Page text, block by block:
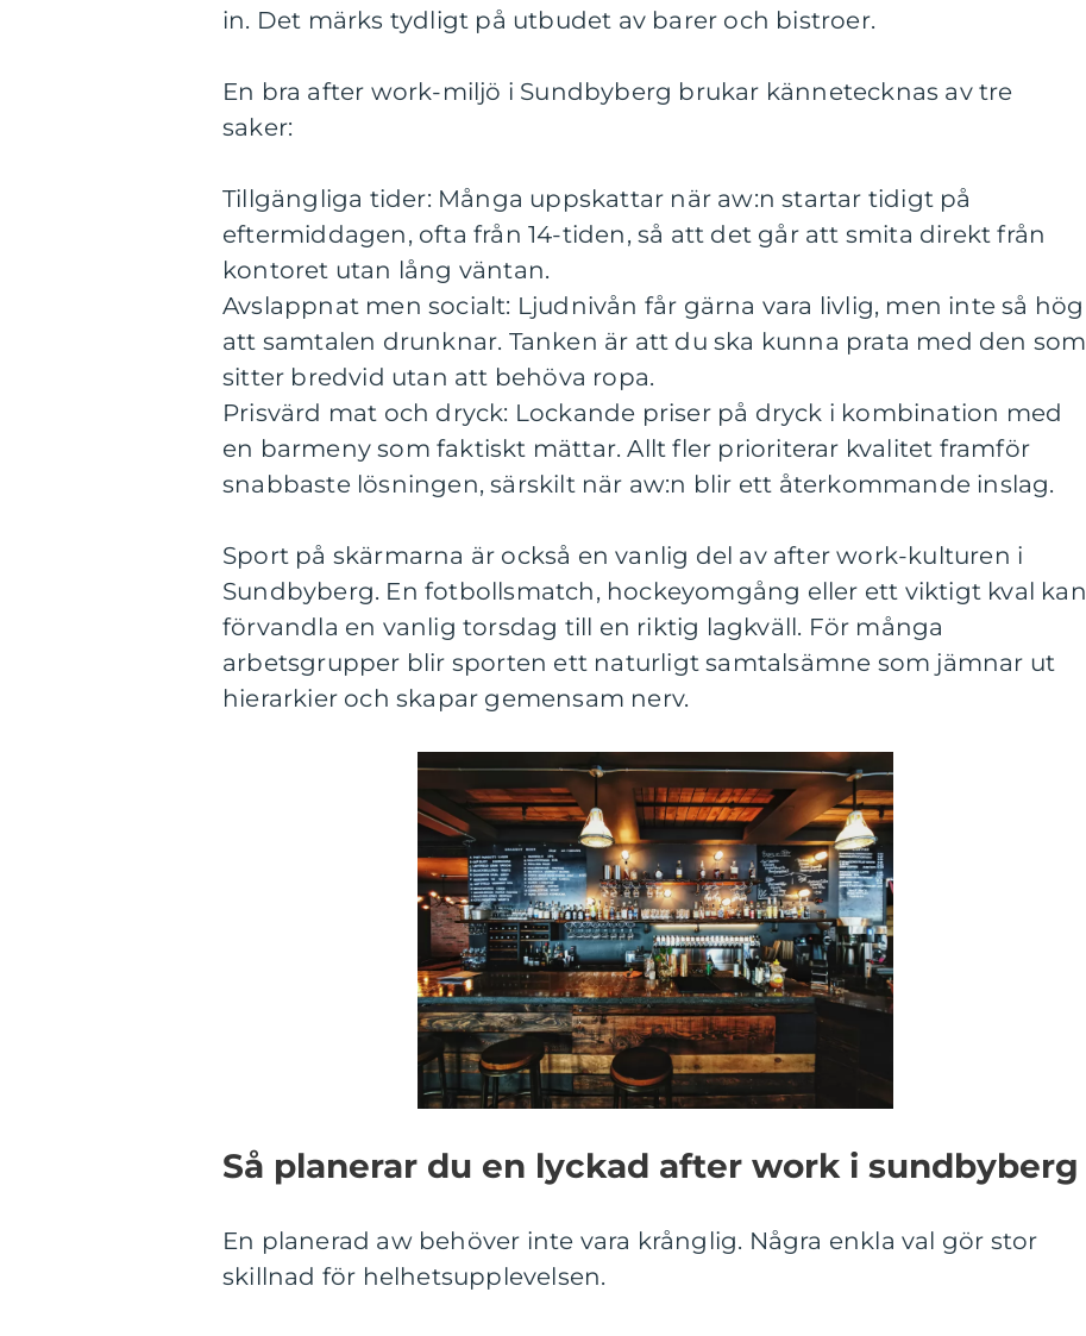
in. Det märks tydligt på utbudet av barer och bistroer.
En bra after work-miljö i Sundbyberg brukar kännetecknas av tre
saker:
Tillgängliga tider: Många uppskattar när aw:n startar tidigt på
eftermiddagen, ofta från 14-tiden, så att det går att smita direkt från
kontoret utan lång väntan.
Avslappnat men socialt: Ljudnivån får gärna vara livlig, men inte så hög
att samtalen drunknar. Tanken är att du ska kunna prata med den som
sitter bredvid utan att behöva ropa.
Prisvärd mat och dryck: Lockande priser på dryck i kombination med
en barmeny som faktiskt mättar. Allt fler prioriterar kvalitet framför
snabbaste lösningen, särskilt när aw:n blir ett återkommande inslag.
Sport på skärmarna är också en vanlig del av after work-kulturen i
Sundbyberg. En fotbollsmatch, hockeyomgång eller ett viktigt kval kan
förvandla en vanlig torsdag till en riktig lagkväll. För många
arbetsgrupper blir sporten ett naturligt samtalsämne som jämnar ut
hierarkier och skapar gemensam nerv.
Så planerar du en lyckad after work i sundbyberg
En planerad aw behöver inte vara krånglig. Några enkla val gör stor
skillnad för helhetsupplevelsen.